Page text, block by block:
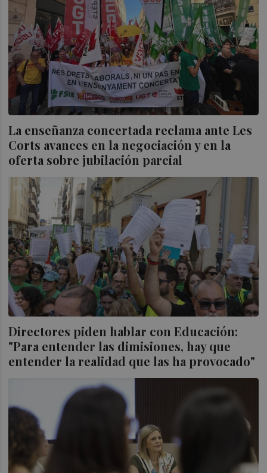
La enseñanza concertada reclama ante Les
Corts avances en la negociación y en la
oferta sobre jubilación parcial
Directores piden hablar con Educación:
"Para entender las dimisiones, hay que
entender la realidad que las ha provocado"